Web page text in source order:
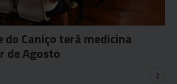
do Caniço terá medicina
de Agosto
2